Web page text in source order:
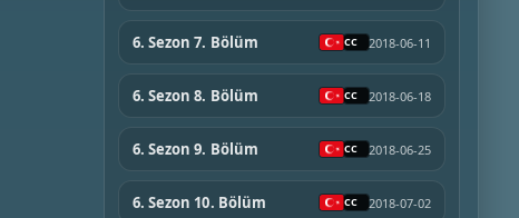
6. Sezon 7. Bölüm 2018-06-11
6. Sezon 8. Bölüm 2018-06-18
6. Sezon 9. Bölüm 2018-06-25
6. Sezon 10. Bölüm 2018-07-02